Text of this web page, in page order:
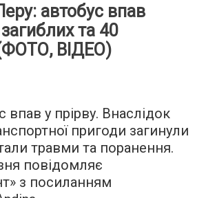
автобус впав
та 40
ВІДЕО)
впав у прірву. Внаслідок
пригоди загинули
травми та поранення.
повідомляє
» з посиланням